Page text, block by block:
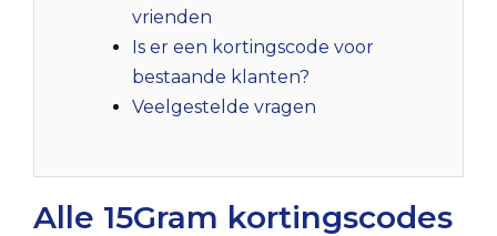
vrienden
Is er een kortingscode voor
bestaande klanten?
Veelgestelde vragen
Alle 15Gram kortingscodes